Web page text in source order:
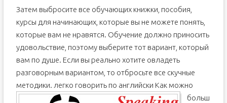
Затем выбросите все обучающих книжки, пособия,
курсы для начинающих, которые вы не можете понять,
которые вам не нравятся. Обучение должно приносить
удовольствие, поэтому выберите тот вариант, который
вам по душе. Если вы реально хотите овладеть
разговорным вариантом, то отбросьте все скучные
методики. легко говорить по английски Как можно
больш